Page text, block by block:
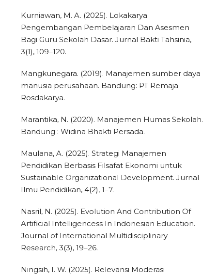
Kurniawan, M. A. (2025). Lokakarya
Pengembangan Pembelajaran Dan Asesmen
Bagi Guru Sekolah Dasar. Jurnal Bakti Tahsinia,
3(1), 109–120.
Mangkunegara. (2019). Manajemen sumber daya
manusia perusahaan. Bandung: PT Remaja
Rosdakarya.
Marantika, N. (2020). Manajemen Humas Sekolah.
Bandung : Widina Bhakti Persada.
Maulana, A. (2025). Strategi Manajemen
Pendidikan Berbasis Filsafat Ekonomi untuk
Sustainable Organizational Development. Jurnal
Ilmu Pendidikan, 4(2), 1–7.
Nasril, N. (2025). Evolution And Contribution Of
Artificial Intelligencess In Indonesian Education.
Journal of International Multidisciplinary
Research, 3(3), 19–26.
Ningsih, I. W. (2025). Relevansi Moderasi